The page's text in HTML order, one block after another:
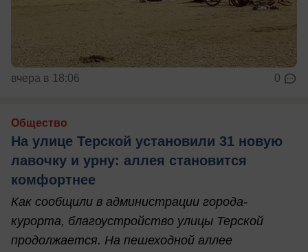
вчера в 18:06 0
Общество
На улице Терской установили 31 новую
лавочку и урну: аллея становится
комфортнее
Как сообщили в администрации города-
курорта, благоустройство улицы Терской
продолжается. На пешеходной аллее